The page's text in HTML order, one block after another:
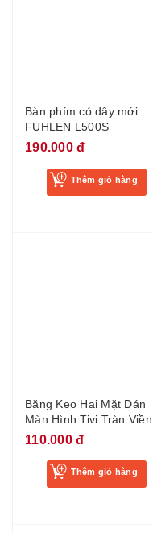
Bàn phím có dây mới
FUHLEN L500S
190.000 đ
Thêm giỏ hàng
Băng Keo Hai Mặt Dán
Màn Hình Tivi Tràn Viền
Băng dính tràn viền 4mm
dày 0.86mm dài 10m
110.000 đ
Thêm giỏ hàng